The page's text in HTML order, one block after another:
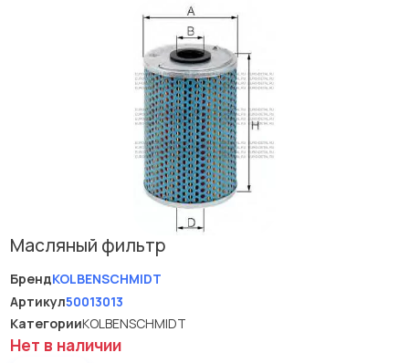
Масляный фильтр
БрендKOLBENSCHMIDT
Артикул50013013
КатегорииKOLBENSCHMIDT
Нет в наличии